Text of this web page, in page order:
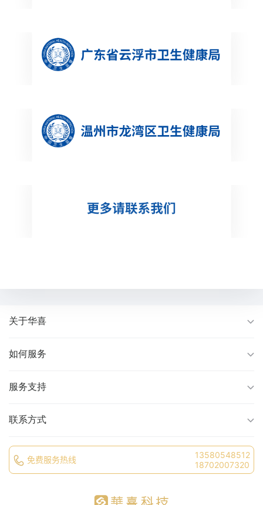
关于华喜
如何服务
服务支持
联系方式
免费服务热线
13580548512
18702007320